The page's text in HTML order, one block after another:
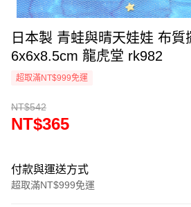
日本製 青蛙與晴天娃娃 布質
6x6x8.5cm 龍虎堂 rk982
超取滿NT$999免運
NT$542
NT$365
付款與運送方式
超取滿NT$999免運